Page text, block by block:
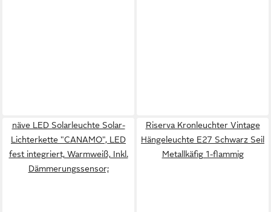
näve LED Solarleuchte Solar-
Lichterkette "CANAMO", LED
fest integriert, Warmweiß, Inkl.
Dämmerungssensor;
Riserva Kronleuchter Vintage
Hängeleuchte E27 Schwarz Seil
Metallkäfig 1-flammig